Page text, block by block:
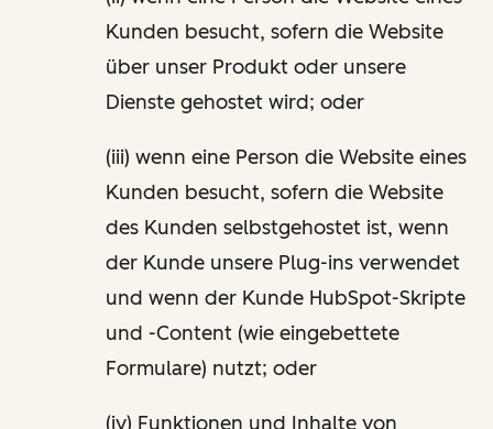
Kunden besucht, sofern die Website
über unser Produkt oder unsere
Dienste gehostet wird; oder
(iii) wenn eine Person die Website eines
Kunden besucht, sofern die Website
des Kunden selbstgehostet ist, wenn
der Kunde unsere Plug-ins verwendet
und wenn der Kunde HubSpot-Skripte
und -Content (wie eingebettete
Formulare) nutzt; oder
(iv) Funktionen und Inhalte von